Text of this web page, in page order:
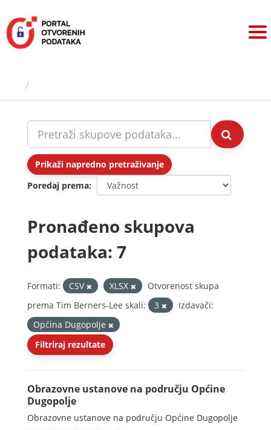
sadržaj
Prikaži napredno pretraživanje
Poredaj prema
Pronađeno skupova
podataka: 7
Formati: CSV XLSX
Otvorenost skupa
prema Tim Berners-Lee skali:
3
Izdavači:
Općina Dugopolje
Filtriraj rezultate
Obrazovne ustanove na području Općine
Dugopolje
Obrazovne ustanove na području Općine Dugopolje